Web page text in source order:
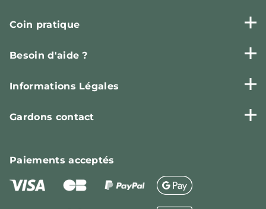
Coin pratique
Besoin d'aide ?
Informations Légales
Gardons contact
Paiementsacceptés